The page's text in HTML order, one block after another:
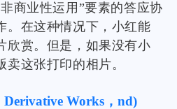
商业性运用”要素的答应协
。在这种情况下，小红能
欣赏。但是，如果没有小
这张打印的相片。
Works，nd)